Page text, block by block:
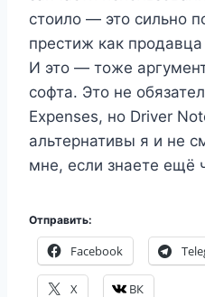
стоило — это сильно
престиж как продавца
И это — тоже
софта. Это не
Expenses, но Driver
альтернативы я и не
мне, если знаете ещё
Отправить:
Facebook
X ВК